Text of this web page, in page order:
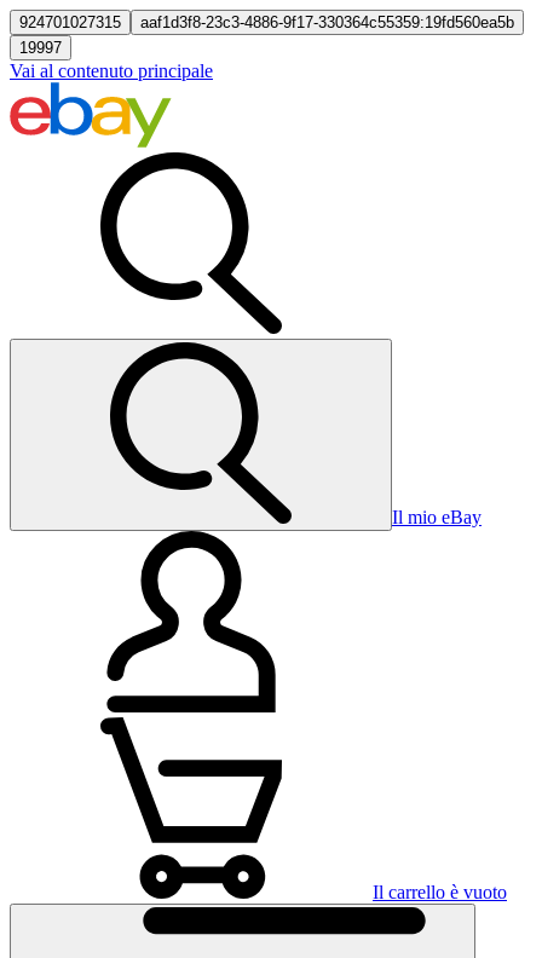
924701027315
aaf1d3f8-23c3-4886-9f17-330364c55359:19fd560ea5b
19997
Vai al contenuto principale
Il mio eBay
Il carrello è vuoto